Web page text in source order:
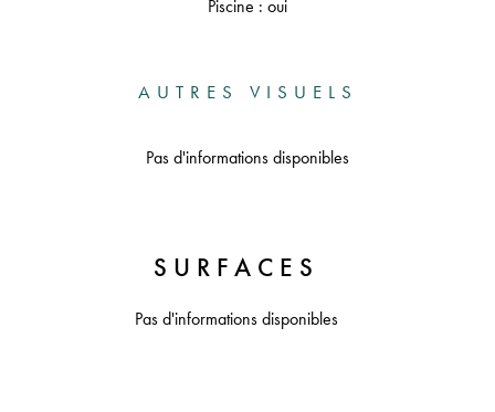
Piscine : oui
AUTRES VISUELS
Pas d'informations disponibles
SURFACES
Pas d'informations disponibles